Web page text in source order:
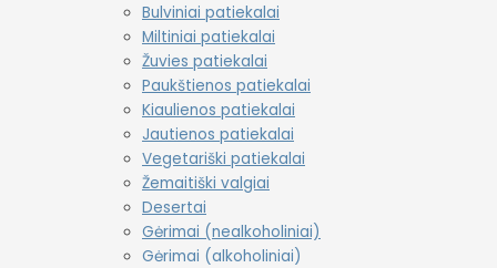
Bulviniai patiekalai
Miltiniai patiekalai
Žuvies patiekalai
Paukštienos patiekalai
Kiaulienos patiekalai
Jautienos patiekalai
Vegetariški patiekalai
Žemaitiški valgiai
Desertai
Gėrimai (nealkoholiniai)
Gėrimai (alkoholiniai)